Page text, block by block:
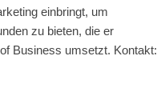
einbringt, um
zu bieten, die er
Business umsetzt. Kontakt: